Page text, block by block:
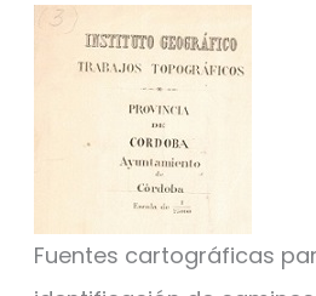
Fuentes cartográficas